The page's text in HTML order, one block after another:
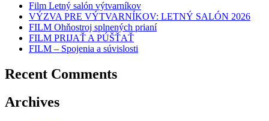
Film Letný salón výtvarníkov
VÝZVA PRE VÝTVARNÍKOV: LETNÝ SALÓN 2026
FILM Ohňostroj splnených prianí
FILM PRIJAŤ A PÚŠŤAŤ
FILM – Spojenia a súvislosti
Recent Comments
Archives